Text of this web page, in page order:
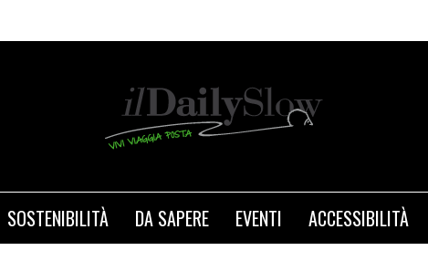
SOSTENIBILITÀ DA SAPERE EVENTI ACCESSIBILITÀ